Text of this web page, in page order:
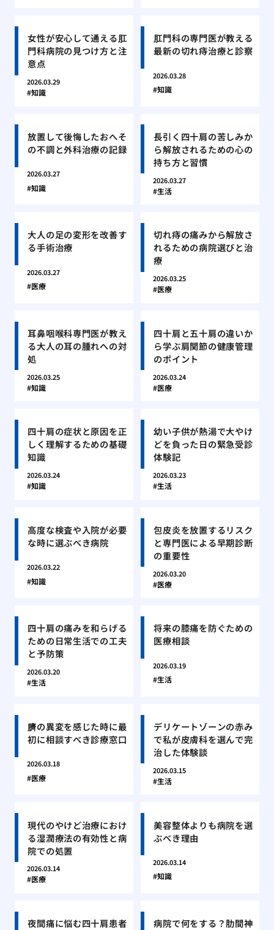
女性が安心して通える肛
門科病院の見つけ方と注
意点
2026.03.29
知識
肛門科の専門医が教える
最新の切れ痔治療と診察
2026.03.28
知識
放置して後悔したおへそ
の不調と外科治療の記録
2026.03.27
知識
長引く四十肩の苦しみか
ら解放されるための心の
持ち方と習慣
2026.03.27
生活
大人の足の変形を改善す
る手術治療
2026.03.27
医療
切れ痔の痛みから解放さ
れるための病院選びと治
療
2026.03.25
医療
耳鼻咽喉科専門医が教え
る大人の耳の腫れへの対
処
2026.03.25
知識
四十肩と五十肩の違いか
ら学ぶ肩関節の健康管理
のポイント
2026.03.24
医療
四十肩の症状と原因を正
しく理解するための基礎
知識
2026.03.24
知識
幼い子供が熱湯で大やけ
どを負った日の緊急受診
体験記
2026.03.23
生活
高度な検査や入院が必要
な時に選ぶべき病院
2026.03.22
知識
包皮炎を放置するリスク
と専門医による早期診断
の重要性
2026.03.20
医療
四十肩の痛みを和らげる
ための日常生活での工夫
と予防策
2026.03.20
生活
将来の膝痛を防ぐための
医療相談
2026.03.19
生活
臍の異変を感じた時に最
初に相談すべき診療窓口
2026.03.18
医療
デリケートゾーンの赤み
で私が皮膚科を選んで完
治した体験談
2026.03.15
生活
現代のやけど治療におけ
る湿潤療法の有効性と病
院での処置
2026.03.14
医療
美容整体よりも病院を選
ぶべき理由
2026.03.14
知識
夜間痛に悩む四十肩患者
病院で何をする？肋間神